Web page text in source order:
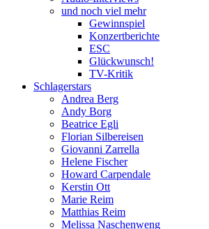
und noch viel mehr
Gewinnspiel
Konzertberichte
ESC
Glückwunsch!
TV-Kritik
Schlagerstars
Andrea Berg
Andy Borg
Beatrice Egli
Florian Silbereisen
Giovanni Zarrella
Helene Fischer
Howard Carpendale
Kerstin Ott
Marie Reim
Matthias Reim
Melissa Naschenweng